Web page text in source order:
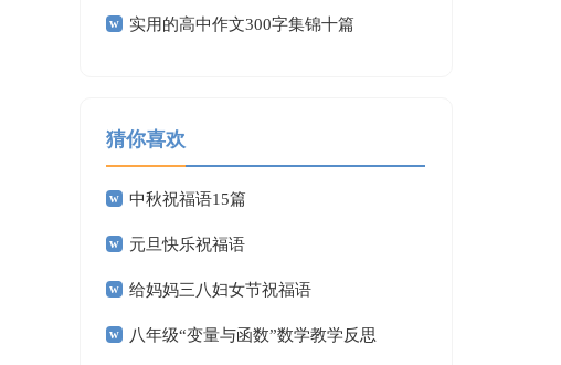
实用的高中作文300字集锦十篇
猜你喜欢
中秋祝福语15篇
元旦快乐祝福语
给妈妈三八妇女节祝福语
八年级“变量与函数”数学教学反思